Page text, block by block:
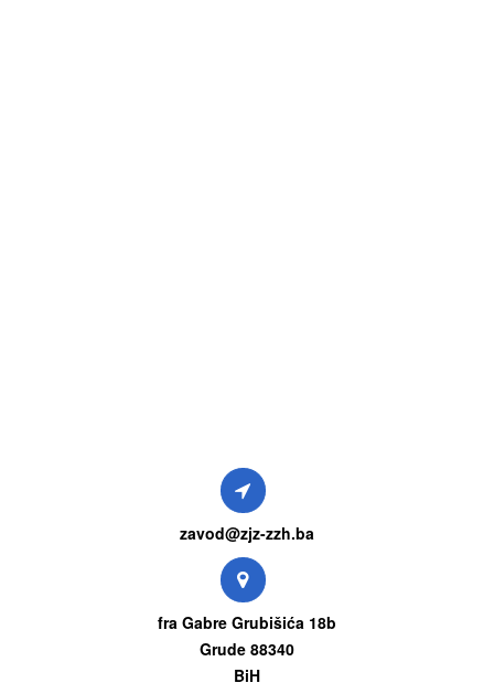
zavod@zjz-zzh.ba
fra Gabre Grubišića 18b
Grude 88340
BiH